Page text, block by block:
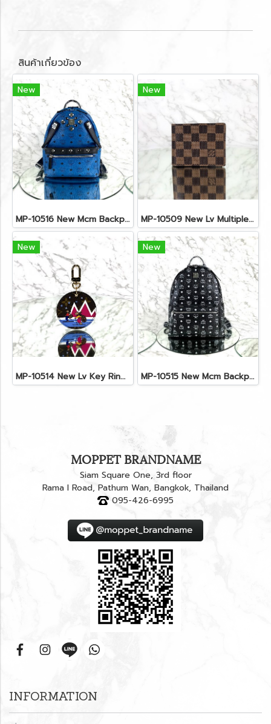
สินค้าเกี่ยวข้อง
New
MP-10516 New Mcm Backpack Small Blue/Black Shw
New
MP-10509 New Lv Multiple Men Wallet Damier
New
MP-10514 New Lv Key Ring Chrismas 2018 Monogram Ghw
New
MP-10515 New Mcm Backpack Size M Black Shw
MOPPET BRANDNAME
Siam Square One, 3rd floor
Rama I Road, Pathum Wan, Bangkok, Thailand
095-426-6995
INFORMATION